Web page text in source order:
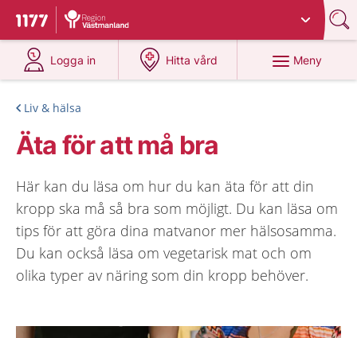
Till startsidan för 1177
Du har valt region
Logga in
på 1177.se
Hitta vård
på 1177.se
Meny
Liv & hälsa
Äta för att må bra
Här kan du läsa om hur du kan äta för att din
kropp ska må så bra som möjligt. Du kan läsa om
tips för att göra dina matvanor mer hälsosamma.
Du kan också läsa om vegetarisk mat och om
olika typer av näring som din kropp behöver.